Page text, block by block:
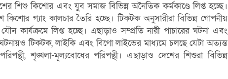
শিশু কিশোর এবং যুব সমাজ বিভিন্ন অনৈতিক কর্মকাণ্ডে লিপ্ত হচ্ছে।
গ্যাং কালচার তৈরি হচ্ছে। টিকটক অনুসারীরা বিভিন্ন গোপনীয়
কার্যক্রমে লিপ্ত হচ্ছে। এছাড়াও সম্প্রতি নারী পাচারের ঘটনা এবং
টিকটক, লাইকি এবং বিগো লাইভের মাধ্যমে চলছে যেটা অত্যন্ত
শৃঙ্খলা-মূল্যবোধের পরিপন্থী। এছাড়াও দেশের শিশুরা বিভিন্ন